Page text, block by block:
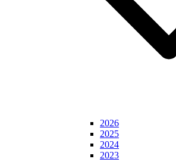
2026
2025
2024
2023